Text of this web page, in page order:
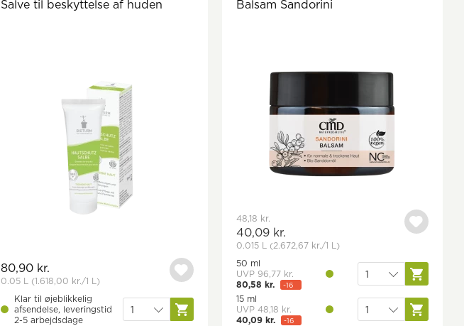
Salve til beskyttelse af huden
80,90 kr.
0.05 L (1.618,00 kr./1 L)
Klar til øjeblikkelig
afsendelse, leveringstid
2-5 arbejdsdage
Balsam Sandorini
48,18 kr.
40,09 kr.
0.015 L (2.672,67 kr./1 L)
50 ml
UVP 96,77 kr.
80,58 kr.
-16
1.611,60 kr./1 L
15 ml
UVP 48,18 kr.
40,09 kr.
-16